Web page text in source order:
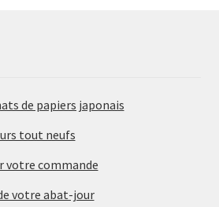
de papiers japonais
tout neufs
votre commande
votre abat-jour